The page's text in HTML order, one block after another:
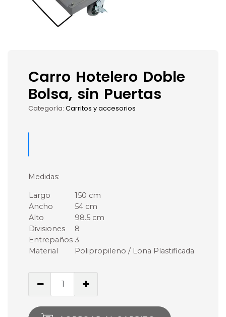
Carro Hotelero Doble
Bolsa, sin Puertas
Categoría: Carritos y accesorios
Medidas:
Largo
150 cm
Ancho
54 cm
Alto
98.5 cm
Divisiones
8
Entrepaños 3
Material
Polipropileno / Lona Plastificada